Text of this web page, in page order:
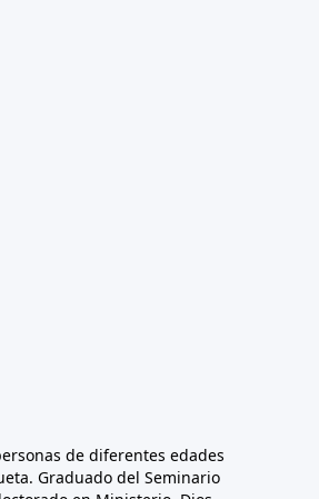
de diferentes edades
Graduado del Seminario